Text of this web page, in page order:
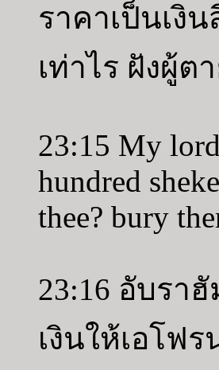
ราคาเป็นเงิ
เท่าไร ฝังผู้ต
23:15 My
hundred
thee? bury
23:16 อับรา
เงินให้เอโฟ